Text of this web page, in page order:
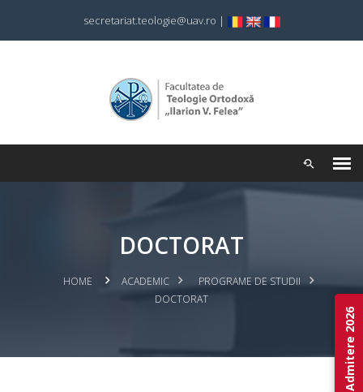
secretariat.teologie@uav.ro |
DOCTORAT
HOME ACADEMIC
PROGRAME DE STUDII
DOCTORAT
Admitere 2026